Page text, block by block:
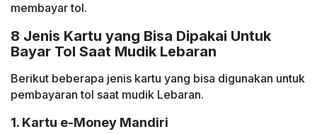
membayar tol.
8 Jenis Kartu yang Bisa Dipakai Untuk
Bayar Tol Saat Mudik Lebaran
Berikut beberapa jenis kartu yang bisa digunakan untuk
pembayaran tol saat mudik Lebaran.
1. Kartu e-Money Mandiri